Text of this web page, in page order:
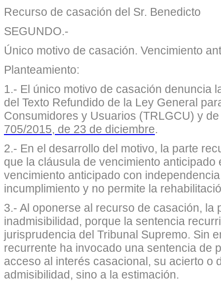
Recurso de casación del Sr. Benedicto
SEGUNDO.-
Único motivo de casación. Vencimiento
Planteamiento:
1.- El único motivo de casación denuncia
del Texto Refundido de la Ley General
Consumidores y Usuarios (TRLGCU) y
705/2015, de 23 de diciembre.
2.- En el desarrollo del motivo, la parte
que la cláusula de vencimiento anticipado
vencimiento anticipado con
incumplimiento y no permite la
3.- Al oponerse al recurso de casación, la
inadmisibilidad, porque la sentencia
jurisprudencia del Tribunal Supremo. Sin
recurrente ha invocado una sentencia de
acceso al interés casacional, su acierto o
admisibilidad, sino a la estimación.